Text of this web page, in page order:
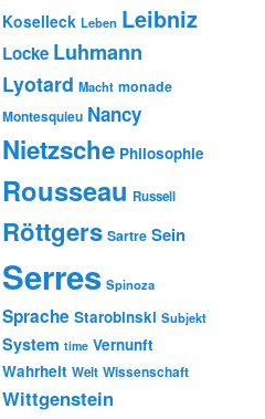
Koselleck Leben Leibniz
Locke Luhmann
Lyotard Macht monade
Montesquieu Nancy
Nietzsche Philosophie
Rousseau Russell
Röttgers Sartre Sein
Serres Spinoza
Sprache Starobinski Subjekt
System time Vernunft
Wahrheit Welt Wissenschaft
Wittgenstein